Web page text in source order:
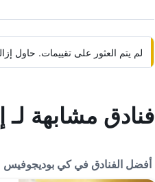
لم يتم العثور على تقييمات. حاول
فنادق مشابهة لـ
أفضل الفنادق في كي بوديجوفيس